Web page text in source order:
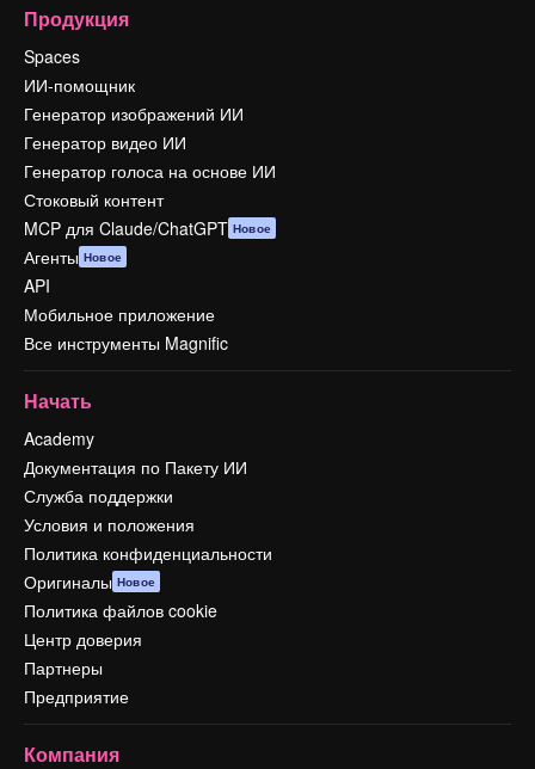
Продукция
Spaces
ИИ-помощник
Генератор изображений ИИ
Генератор видео ИИ
Генератор голоса на основе ИИ
Стоковый контент
MCP для Claude/ChatGPT Новое
Агенты Новое
API
Мобильное приложение
Все инструменты Magnific
Начать
Academy
Документация по Пакету ИИ
Служба поддержки
Условия и положения
Политика конфиденциальности
Оригиналы Новое
Политика файлов cookie
Центр доверия
Партнеры
Предприятие
Компания